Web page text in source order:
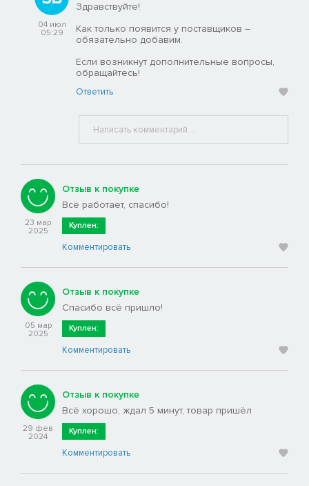
04 июл
05:29
Здравствуйте!
Как только появится у поставщиков –
обязательно добавим.
Если возникнут дополнительные вопросы,
обращайтесь!
Ответить
23 мар
2025
Отзыв к покупке
Всё работает, спасибо!
Куплен:
Комментировать
05 мар
2025
Отзыв к покупке
Спасибо всё пришло!
Куплен:
Комментировать
29 фев
2024
Отзыв к покупке
Всё хорошо, ждал 5 минут, товар пришёл
Куплен:
Комментировать